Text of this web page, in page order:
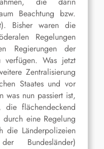
Beachtung bzw.
Bisher waren die
Regelungen
Regierungen der
verfügen. Was jetzt
Zentralisierung
Staates und vor
was nun passiert ist,
die flächendeckend
eine Regelung
die Länderpolizeien
Bundesländer)